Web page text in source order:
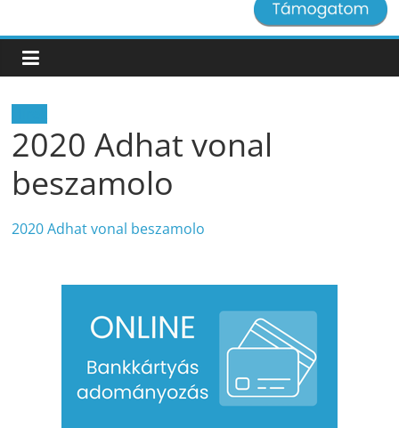
2020 Adhat vonal
beszamolo
2020 Adhat vonal beszamolo